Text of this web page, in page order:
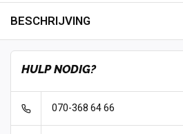
BESCHRIJVING
HULP NODIG?
070-368 64 66